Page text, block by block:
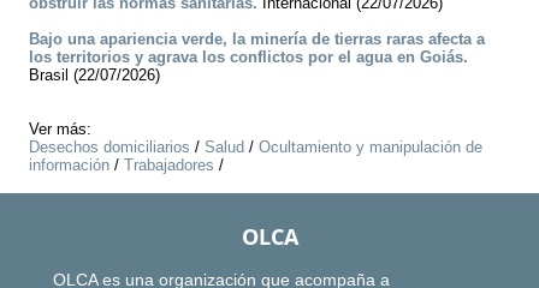
Bajo una apariencia verde, la minería de tierras raras afecta a
los territorios y agrava los conflictos por el agua en Goiás.
Brasil (22/07/2026)
Ver más:
Desechos domiciliarios / Salud / Ocultamiento y manipulación de
información / Trabajadores /
OLCA
OLCA es una organización que acompaña a